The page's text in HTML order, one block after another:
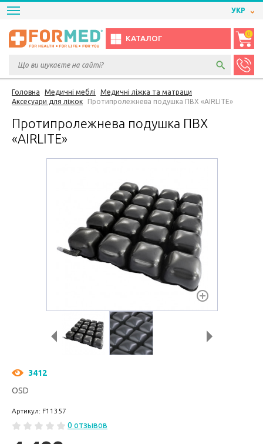
УКР
КАТАЛОГ
0
Головна Медичні меблі
Медичні ліжка та матраци
Аксесуари для ліжок
Протипролежнева подушка ПВХ «AIRLITE»
Протипролежнева подушка ПВХ
«AIRLITE»
3412
OSD
Артикул: F11357
0 отзывов